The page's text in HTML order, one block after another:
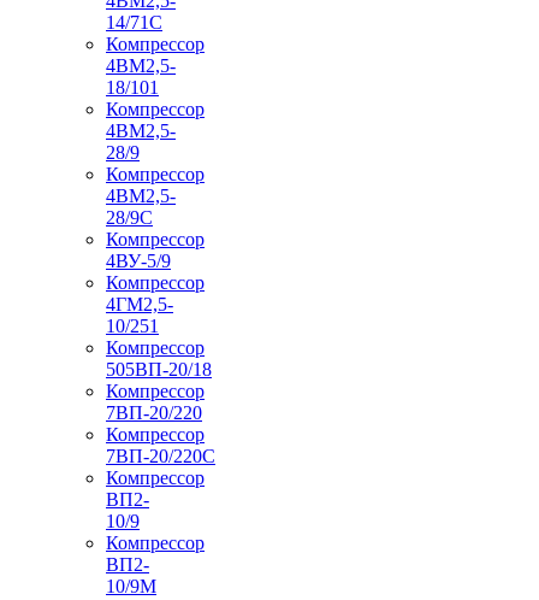
14/71C
Компрессор
4ВМ2,5-
18/101
Компрессор
4ВМ2,5-
28/9
Компрессор
4ВМ2,5-
28/9С
Компрессор
4ВУ-5/9
Компрессор
4ГМ2,5-
10/251
Компрессор
505ВП-20/18
Компрессор
7ВП-20/220
Компрессор
7ВП-20/220С
Компрессор
ВП2-
10/9
Компрессор
ВП2-
10/9М